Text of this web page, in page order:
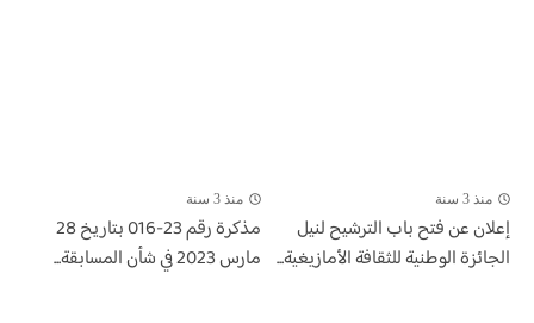
منذ 3 سنة
إعلان عن فتح باب الترشيح لنيل
الجائزة الوطنية للثقافة الأمازيغية...
منذ 3 سنة
مذكرة رقم 23-016 بتاريخ 28
مارس 2023 في شأن المسابقة...